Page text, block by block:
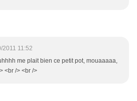
2011 11:52
me plait bien ce petit pot, mouaaaaa,
<br /> <br />